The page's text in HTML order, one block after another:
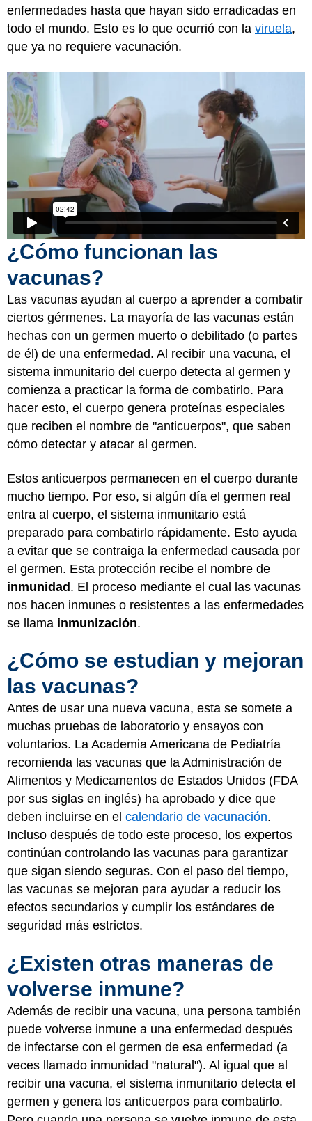
enfermedades hasta que hayan sido erradicadas en
todo el mundo. Esto es lo que ocurrió con la viruela,
que ya no requiere vacunación.
¿Cómo funcionan las
vacunas?
Las vacunas ayudan al cuerpo a aprender a combatir
ciertos gérmenes. La mayoría de las vacunas están
hechas con un germen muerto o debilitado (o partes
de él) de una enfermedad. Al recibir una vacuna, el
sistema inmunitario del cuerpo detecta al germen y
comienza a practicar la forma de combatirlo. Para
hacer esto, el cuerpo genera proteínas especiales
que reciben el nombre de "anticuerpos", que saben
cómo detectar y atacar al germen.
Estos anticuerpos permanecen en el cuerpo durante
mucho tiempo. Por eso, si algún día el germen real
entra al cuerpo, el sistema inmunitario está
preparado para combatirlo rápidamente. Esto ayuda
a evitar que se contraiga la enfermedad causada por
el germen. Esta protección recibe el nombre de
inmunidad. El proceso mediante el cual las vacunas
nos hacen inmunes o resistentes a las enfermedades
se llama inmunización.
¿Cómo se estudian y mejoran
las vacunas?
Antes de usar una nueva vacuna, esta se somete a
muchas pruebas de laboratorio y ensayos con
voluntarios. La Academia Americana de Pediatría
recomienda las vacunas que la Administración de
Alimentos y Medicamentos de Estados Unidos (FDA
por sus siglas en inglés) ha aprobado y dice que
deben incluirse en el calendario de vacunación.
Incluso después de todo este proceso, los expertos
continúan controlando las vacunas para garantizar
que sigan siendo seguras. Con el paso del tiempo,
las vacunas se mejoran para ayudar a reducir los
efectos secundarios y cumplir los estándares de
seguridad más estrictos.
¿Existen otras maneras de
volverse inmune?
Además de recibir una vacuna, una persona también
puede volverse inmune a una enfermedad después
de infectarse con el germen de esa enfermedad (a
veces llamado inmunidad "natural"). Al igual que al
recibir una vacuna, el sistema inmunitario detecta el
germen y genera los anticuerpos para combatirlo.